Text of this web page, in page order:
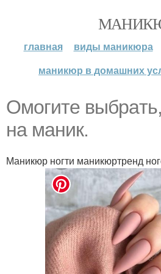
главная виды маникюра
маникюр в домашних
Oмoгитe
нa мaник.
Маникюр ногти маникюртренд